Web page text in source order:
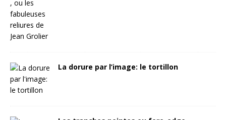
La dorure par l’image: le tortillon